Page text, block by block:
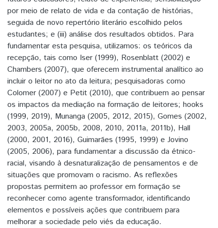
por meio de relato de vida e da contação de histórias,
seguida de novo repertório literário escolhido pelos
estudantes; e (iii) análise dos resultados obtidos. Para
fundamentar esta pesquisa, utilizamos: os teóricos da
recepção, tais como Iser (1999), Rosenblatt (2002) e
Chambers (2007), que oferecem instrumental analítico ao
incluir o leitor no ato da leitura; pesquisadoras como
Colomer (2007) e Petit (2010), que contribuem ao pensar
os impactos da mediação na formação de leitores; hooks
(1999, 2019), Munanga (2005, 2012, 2015), Gomes (2002,
2003, 2005a, 2005b, 2008, 2010, 2011a, 2011b), Hall
(2000, 2001, 2016), Guimarães (1995, 1999) e Jovino
(2005, 2006), para fundamentar a discussão da étnico-
racial, visando à desnaturalização de pensamentos e de
situações que promovam o racismo. As reflexões
propostas permitem ao professor em formação se
reconhecer como agente transformador, identificando
elementos e possíveis ações que contribuem para
melhorar a sociedade pelo viés da educação.